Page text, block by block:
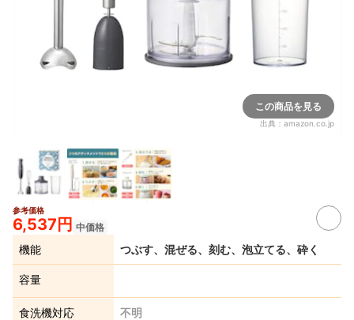
この商品を見る
出典： amazon.co.jp
参考価格
6,537円 中価格
機能 つぶす、混ぜる、刻む、泡立てる、砕く
容量
食洗機対応 不明